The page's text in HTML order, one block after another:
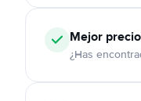
Mejor
¿Has